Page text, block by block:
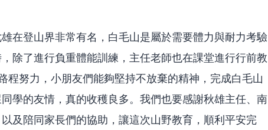
在登山界非常有名，白毛山是屬於需要體力與耐力考驗
除了進行負重體能訓練，主任老師也在課堂進行行前教
程努力，小朋友們能夠堅持不放棄的精神，完成白毛山
學的友情，真的收穫良多。我們也要感謝秋雄主任、南
及陪同家長們的協助，讓這次山野教育，順利平安完